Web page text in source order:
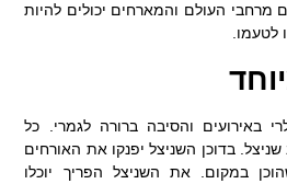
מרחבי העולם והמארחים יכולים להיות
לטעמו.
באירועים והסיבה ברורה לגמרי. כל
בדוכן השניצל יפנקו את האורחים
במקום. את השניצל הפריך יוכלו